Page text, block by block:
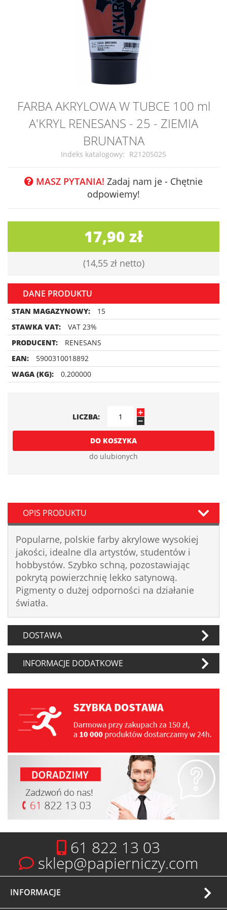
FARBA AKRYLOWA W TUBCE 100 ml
A'KRYL RENESANS - 25 - ZIEMIA
BRUNATNA
Indeks katalogowy R21205025
MASZ PYTANIA! Zadaj nam je - Chętnie
odpowiemy!
17,90 zł
14,55 zł
DANE PRODUKTU
STAN MAGAZYNOWY:
15
STAWKA VAT:
VAT 23%
PRODUCENT:
RENESANS
EAN:
5900310018892
WAGA (KG):
0.200000
LICZBA
DO KOSZYKA
do ulubionych
Przejdź
początek
OPIS PRODUKTU
Popularne, polskie farby akrylowe wysokiej
jakości, idealne dla artystów, studentów i
hobbystów. Szybko schną, pozostawiając
pokrytą powierzchnię lekko satynową.
Pigmenty o dużej odporności na działanie
światła.
DOSTAWA
INFORMACJE DODATKOWE
INFORMACJE
61 822 13 03
sklep@papierniczy.com